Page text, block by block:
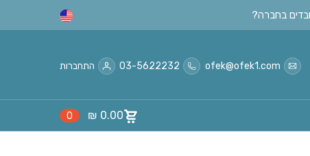
ofek@ofek1.com
03-5622232 התחברות
₪ 0.00
0